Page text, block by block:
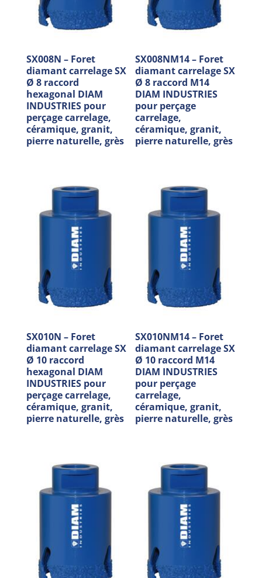
SX008N – Foret
diamant carrelage SX
Ø 8 raccord
hexagonal DIAM
INDUSTRIES pour
perçage carrelage,
céramique, granit,
pierre naturelle, grès
SX008NM14 – Foret
diamant carrelage SX
Ø 8 raccord M14
DIAM INDUSTRIES
pour perçage
carrelage,
céramique, granit,
pierre naturelle, grès
SX010N – Foret
diamant carrelage SX
Ø 10 raccord
hexagonal DIAM
INDUSTRIES pour
perçage carrelage,
céramique, granit,
pierre naturelle, grès
SX010NM14 – Foret
diamant carrelage SX
Ø 10 raccord M14
DIAM INDUSTRIES
pour perçage
carrelage,
céramique, granit,
pierre naturelle, grès